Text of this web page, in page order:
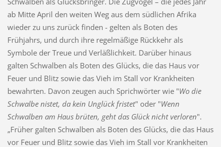
ab Mitte April den weiten Weg aus dem südlichen Afrika
wieder zu uns zurück finden - gelten als Boten des
Frühjahrs, und durch ihre regelmäßige Rückkehr als
Symbole der Treue und Verläßlichkeit. Darüber hinaus
galten Schwalben als Boten des Glücks, die das Haus vor
Feuer und Blitz sowie das Vieh im Stall vor Krankheiten
bewahrten. Davon zeugen auch Sprichwörter wie "Wo die
Schwalbe nistet, da kein Unglück fristet" oder "Wenn
Schwalben am Haus brüten, geht das Glück nicht verloren".
„Früher galten Schwalben als Boten des Glücks, die das Haus
vor Feuer und Blitz sowie das Vieh im Stall vor Krankheiten